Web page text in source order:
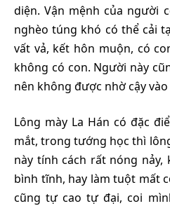
diện. Vận mệnh của người
nghèo túng khó có thể cải
vất vả, kết hôn muộn, có
không có con. Người này
nên không được nhờ cậy
Lông mày La Hán có đặc
mắt, trong tướng học thì
này tính cách rất nóng
bình tĩnh, hay làm tuột mất
cũng tự cao tự đại, coi